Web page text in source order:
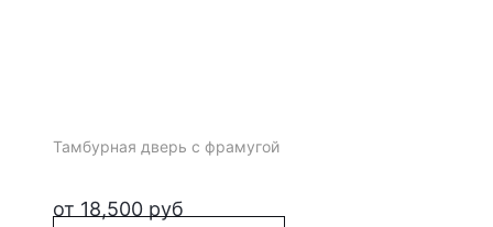
Тамбурная дверь с фрамугой
от 18,500 руб